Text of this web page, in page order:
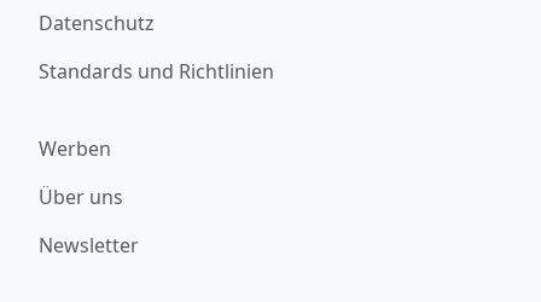
Datenschutz
Standards und Richtlinien
Werben
Über uns
Newsletter